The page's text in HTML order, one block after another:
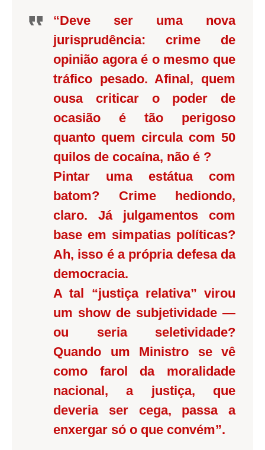
“Deve ser uma nova
jurisprudência: crime de
opinião agora é o mesmo que
tráfico pesado. Afinal, quem
ousa criticar o poder de
ocasião é tão perigoso
quanto quem circula com 50
quilos de cocaína, não é ?
Pintar uma estátua com
batom? Crime hediondo,
claro. Já julgamentos com
base em simpatias políticas?
Ah, isso é a própria defesa da
democracia.
A tal “justiça relativa” virou
um show de subjetividade —
ou seria seletividade?
Quando um Ministro se vê
como farol da moralidade
nacional, a justiça, que
deveria ser cega, passa a
enxergar só o que convém”.